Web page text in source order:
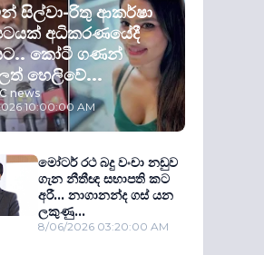
සිල්වා-රිතු ආකර්ෂා
අධිකරණයේදී
කෝටි ගණන්
හෙලිවේ...
news
10:00:00 AM
මෝටර් රථ බදු වංචා නඩුව
ගැන නීතීඥ සභාපති කට
අරී... නාගානන්ද ගස් යන
ලකුණු...
8/06/2026 03:20:00 AM